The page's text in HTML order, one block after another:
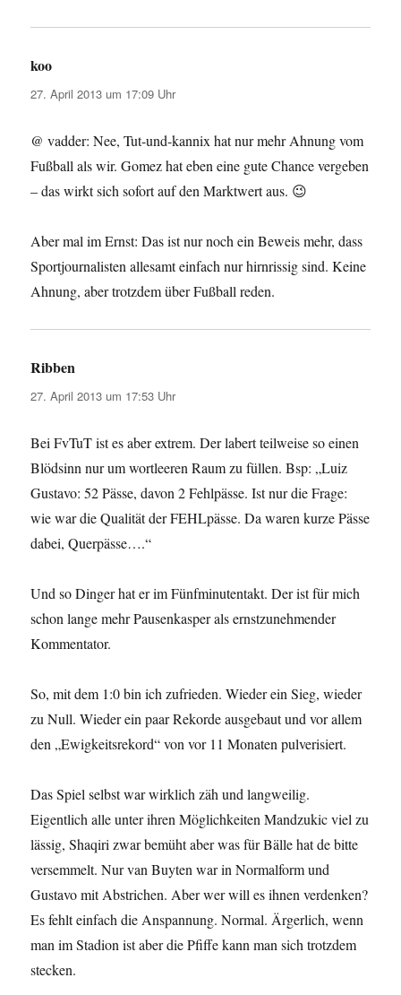
koo
27. April 2013 um 17:09 Uhr
@ vadder: Nee, Tut-und-kannix hat nur mehr Ahnung vom
Fußball als wir. Gomez hat eben eine gute Chance vergeben
– das wirkt sich sofort auf den Marktwert aus. 😉
Aber mal im Ernst: Das ist nur noch ein Beweis mehr, dass
Sportjournalisten allesamt einfach nur hirnrissig sind. Keine
Ahnung, aber trotzdem über Fußball reden.
Ribben
27. April 2013 um 17:53 Uhr
Bei FvTuT ist es aber extrem. Der labert teilweise so einen
Blödsinn nur um wortleeren Raum zu füllen. Bsp: „Luiz
Gustavo: 52 Pässe, davon 2 Fehlpässe. Ist nur die Frage:
wie war die Qualität der FEHLpässe. Da waren kurze Pässe
dabei, Querpässe….“
Und so Dinger hat er im Fünfminutentakt. Der ist für mich
schon lange mehr Pausenkasper als ernstzunehmender
Kommentator.
So, mit dem 1:0 bin ich zufrieden. Wieder ein Sieg, wieder
zu Null. Wieder ein paar Rekorde ausgebaut und vor allem
den „Ewigkeitsrekord“ von vor 11 Monaten pulverisiert.
Das Spiel selbst war wirklich zäh und langweilig.
Eigentlich alle unter ihren Möglichkeiten Mandzukic viel zu
lässig, Shaqiri zwar bemüht aber was für Bälle hat de bitte
versemmelt. Nur van Buyten war in Normalform und
Gustavo mit Abstrichen. Aber wer will es ihnen verdenken?
Es fehlt einfach die Anspannung. Normal. Ärgerlich, wenn
man im Stadion ist aber die Pfiffe kann man sich trotzdem
stecken.